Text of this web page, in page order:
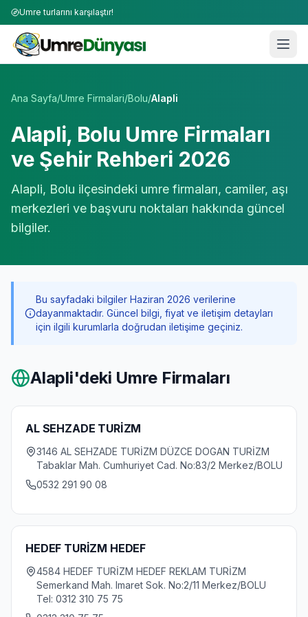
Umre turlarını karşılaştır!
Ana Sayfa/Umre Firmalari/Bolu/Alapli
Alapli, Bolu Umre Firmaları
ve Şehir Rehberi 2026
Alapli, Bolu ilçesindeki umre firmaları, camiler, aşı
merkezleri ve başvuru noktaları hakkında güncel
bilgiler.
Bu sayfadaki bilgiler Haziran 2026 verilerine
dayanmaktadır. Güncel bilgi, fiyat ve iletişim detayları
için ilgili kurumlarla doğrudan iletişime geçiniz.
Alapli'deki Umre Firmaları
AL SEHZADE TURİZM
3146 AL SEHZADE TURİZM DÜZCE DOGAN TURİZM
Tabaklar Mah. Cumhuriyet Cad. No:83/2 Merkez/BOLU
0532 291 90 08
HEDEF TURİZM HEDEF
4584 HEDEF TURİZM HEDEF REKLAM TURİZM
Semerkand Mah. Imaret Sok. No:2/11 Merkez/BOLU
Tel: 0312 310 75 75